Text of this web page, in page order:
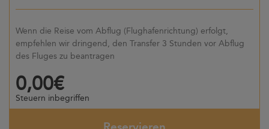
Wenn die Reise vom Abflug (Flughafenrichtung) erfolgt,
empfehlen wir dringend, den Transfer 3 Stunden vor Abflug
des Fluges zu beantragen
0,00€
Steuern inbegriffen